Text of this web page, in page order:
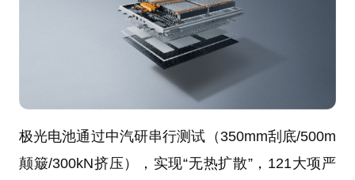
极光电池通过中汽研串行测试（350mm刮底/500m
颠簸/300kN挤压），实现“无热扩散”，121大项严